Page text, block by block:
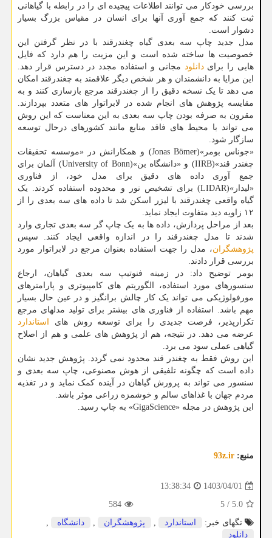
بررسی خودکار می توانند اطلاعات پیچیده ای را در رابطه با گیاهانی
ثبت کنند که جمع آوری آنها برای انسان در مقیاس بزرگ بسیار
دشوار است.
مدل جدید چاپ سه بعدی گیاه چغندرقند با در نظر گرفتن این
خصوصیت ها ساخته شده است و این مزیت را هم دارد که فایل
هایی را برایدانلود مجانی و استفاده مجدد در دسترس قرار دهد.
این مزایا به دانشمندان و هر شخص دیگر علاقمند به چغندرقند امکان
می دهد تا یک نسخه دقیق را از چغندرقند مرجع بازسازی کنند و به
مقایسه پژوهش های انجام شده در لابراتوار های متعدد بپردازند.
مقرون به صرفه بودن چاپ سه بعدی به این معناست که این روش
می تواند با محیط های فاقد منابع مانند کشورهای درحال توسعه
سازگار شود.
«جوناس بومر»(Jonas Bömer) و همکارانش در «موسسه تحقیقات
چغندر قند»(IIRB) و «دانشگاه بن»(University of Bonn) آلمان برای
جمع آوری داده های دقیق برای مدل خود، از فناوری
«لیدار»(LIDAR) برای تشخیص نور و محدوده استفاده کردند. یک
گیاه واقعی چغندرقند با لیزر اسکن شد تا داده های سه بعدی را از
۱۲ زاویه دید متفاوت ایجاد نماید.
بعد از مراحل پردازش، داده ها به یک چاپ گر سه بعدی تجاری وارد
شدند تا مدل چغندرقند را در اندازه واقعی ایجاد کنند. سپس
پژوهشگران، مدل را جهت استفاده بعنوان مرجع در لابراتوار مورد
بررسی قرار دادند.
بومر توضیح داد: در زمینه فنوتیپ سه بعدی گیاهان، ارجاع
سنسورهای مورد استفاده، الگوریتم های کامپیوتری و پارامترهای
مورفولوژیکی می تواند یک کار چالش برانگیز و در عین حال بسیار
مهم باشد. استفاده از فناوری های بیشتر برای تولید مدلهای مرجع
تکرارپذیر، فرصت جدیدی را برای توسعه روش های استاندارد
عرضه می دهد. در نتیجه، هم از پژوهش های علمی و هم از اصلاح
گیاهی عملی سود می برد.
این روش فقط به چغندر قند محدود نمی گردد. پژوهش جدید نشان
داده است که چگونه تلفیقی از هوش مصنوعی، چاپ سه بعدی و
سنسور می تواند به پرورش گیاهان در آینده کمک نماید و در تغذیه
مردم جهان با غذاهای سالم و خوشمزه زراعی موثر باشد.
این پژوهش در مجله «GigaScience» به چاپ رسید.
منبع: 93z.ir
1403/04/01
13:38:34
5.0
/
5
584
تگهای خبر:
استاندارد , پژوهشگران , دانشگاه
,
دانلود